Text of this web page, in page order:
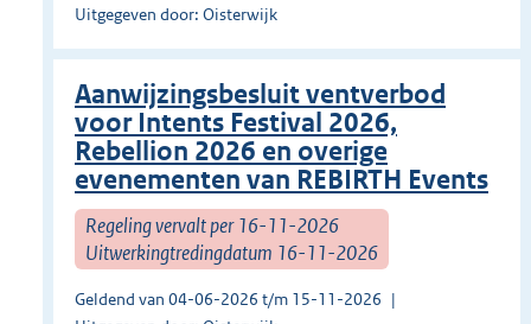
Uitgegeven door: Oisterwijk
Aanwijzingsbesluit ventverbod
voor Intents Festival 2026,
Rebellion 2026 en overige
evenementen van REBIRTH Events
Regeling vervalt per 16-11-2026
Uitwerkingtredingdatum 16-11-2026
Geldend van 04-06-2026 t/m 15-11-2026